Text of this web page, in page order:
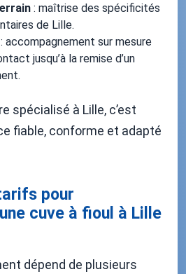
: maîtrise des spécificités
de Lille.
: accompagnement sur mesure
jusqu’à la remise d’un
spécialisé à Lille, c’est
fiable, conforme et adapté
pour
cuve à fioul à Lille
dépend de plusieurs